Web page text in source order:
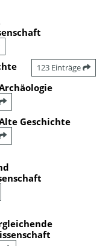
123 Einträge
Geschichte